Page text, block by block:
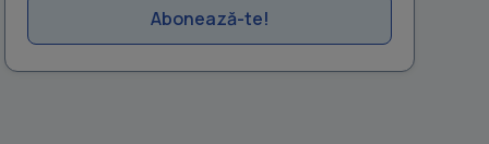
Abonează-te!